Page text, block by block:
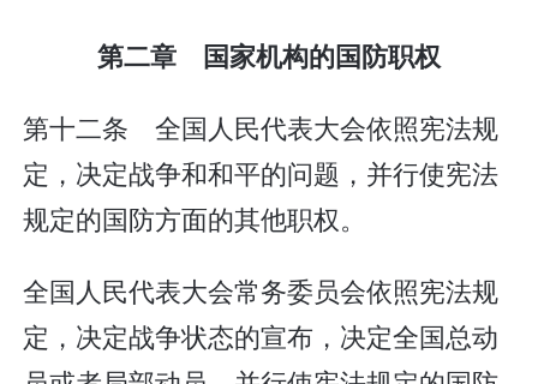
第二章 国家机构的国防职权
第十二条 全国人民代表大会依照宪法规
定，决定战争和和平的问题，并行使宪法
规定的国防方面的其他职权。
全国人民代表大会常务委员会依照宪法规
定，决定战争状态的宣布，决定全国总动